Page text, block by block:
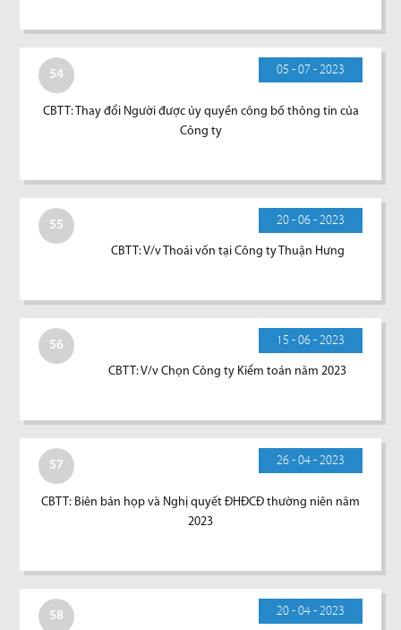
54 05 - 07 - 2023
CBTT: Thay đổi Người được ủy quyền công bố thông tin của
Công ty
55 20 - 06 - 2023
CBTT: V/v Thoái vốn tại Công ty Thuận Hưng
56 15 - 06 - 2023
CBTT: V/v Chọn Công ty Kiểm toán năm 2023
57 26 - 04 - 2023
CBTT: Biên bản họp và Nghị quyết ĐHĐCĐ thường niên năm
2023
58 20 - 04 - 2023